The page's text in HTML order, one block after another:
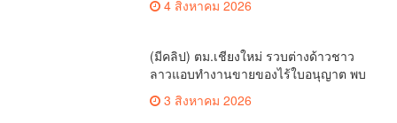
สิทธิ์ทะเบียนราษฎร์
4 สิงหาคม 2026
(มีคลิป) ตม.เชียงใหม่ รวบต่างด้าวชาว
ลาวแอบทำงานขายของไร้ใบอนุญาต พบ
ทำมานานถึง 3 ปี
3 สิงหาคม 2026